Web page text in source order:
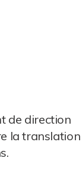
de direction
la translation